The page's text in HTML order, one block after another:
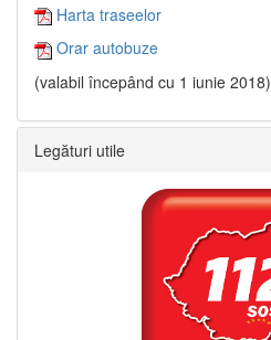
Harta traseelor
Orar autobuze
(valabil începând cu 1 iunie 2018)
Legături utile